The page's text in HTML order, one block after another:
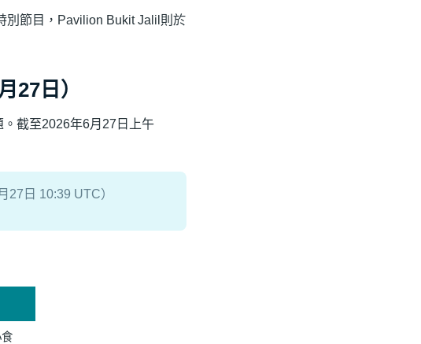
別節目，Pavilion Bukit Jalil則於
27日）
截至2026年6月27日上午
27日 10:39 UTC）